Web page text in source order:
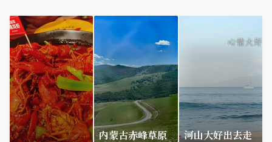
内蒙古赤峰草原
河山大好出去走